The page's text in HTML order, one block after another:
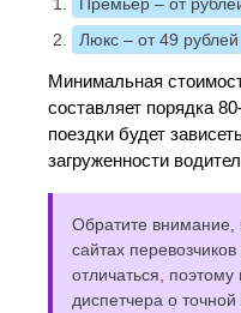
Люкс – от 49 рублей
Минимальная
составляет порядка
поездки будет
загруженности
Обратите внимание,
сайтах
отличаться,
диспетчера о